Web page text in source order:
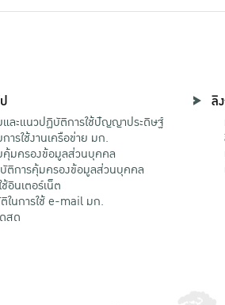
และแนวปฏิบัติการใช้ปัญญาประดิษฐ์
ารใช้งานเครือข่าย มก.
คุ้มครองข้อมูลส่วนบุคคล
ติการคุ้มครองข้อมูลส่วนบุคคล
ช้อินเตอร์เน็ต
ในการใช้ e-mail มก.
สด
ลิ